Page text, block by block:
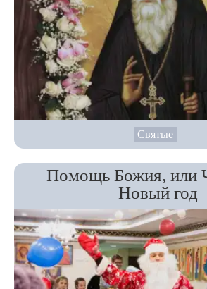
Святые
Помощь Божия, или
Новый год